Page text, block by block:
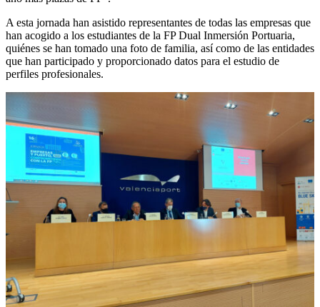
A esta jornada han asistido representantes de todas las empresas que
han acogido a los estudiantes de la FP Dual Inmersión Portuaria,
quiénes se han tomado una foto de familia, así como de las entidades
que han participado y proporcionado datos para el estudio de
perfiles profesionales.